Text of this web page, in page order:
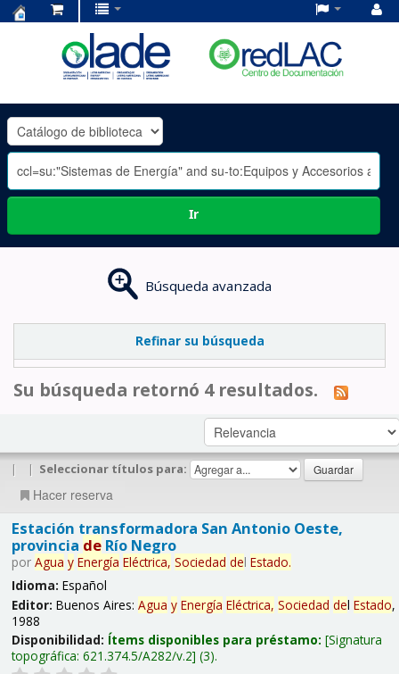
OLADE
-
Ir
Búsqueda avanzada
Refinar su búsqueda
Su búsqueda retornó 4 resultados.
| | Seleccionar títulos para:
Hacer reserva
Estación transformadora San Antonio Oeste,
provincia deRío Negro
por Agua y Energía Eléctrica, Sociedad del Estado.
Idioma: Español
Editor: Buenos Aires: Agua y Energía Eléctrica, Sociedad del Estado,
1988
Disponibilidad: Ítems disponibles para préstamo: Signatura
topográfica: 621.374.5/A282/v.2 (3).